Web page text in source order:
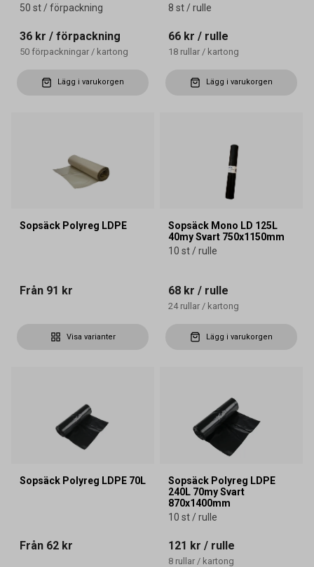
50 st / förpackning
36 kr / förpackning
50 förpackningar / kartong
Lägg i varukorgen
8 st / rulle
66 kr / rulle
18 rullar / kartong
Lägg i varukorgen
Sopsäck Polyreg LDPE
Från 91 kr
Visa varianter
Sopsäck Mono LD 125L
40my Svart 750x1150mm
10 st / rulle
68 kr / rulle
24 rullar / kartong
Lägg i varukorgen
Sopsäck Polyreg LDPE 70L
Från 62 kr
Sopsäck Polyreg LDPE
240L 70my Svart
870x1400mm
10 st / rulle
121 kr / rulle
8 rullar / kartong